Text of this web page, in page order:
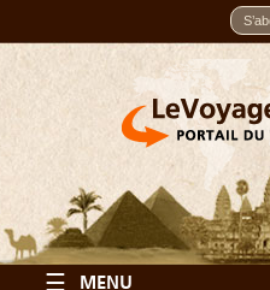
☰ MENU